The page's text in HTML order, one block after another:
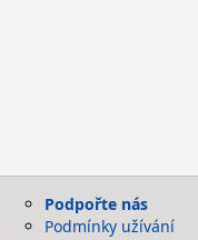
Podpořte nás
Podmínky užívání